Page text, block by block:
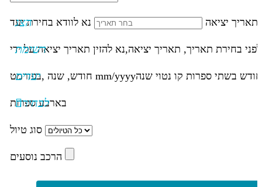
הצג
רשימת
יעדים
לבחירה
תאריך יציאה נא לוודא בחירת יעד
לפני בחירת תאריך, תאריך יציאה,נא להזין תאריך יציאה על ידי
mm/yyyyחודש בשתי ספרות קו נטוי שנה
בארבע ספרות
סוג טיול
הרכב נוסעים